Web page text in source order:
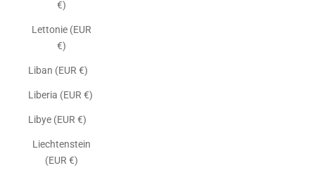
€)
Lettonie (EUR
€)
Liban (EUR €)
Liberia (EUR €)
Libye (EUR €)
Liechtenstein
(EUR €)